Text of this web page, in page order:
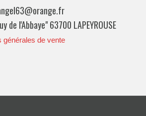
de l'Abbaye" 63700 LAPEYROUSE
générales de vente